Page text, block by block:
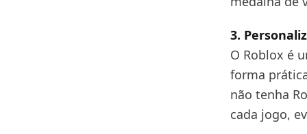
3.
O Roblox é
forma
não tenha
cada jogo,